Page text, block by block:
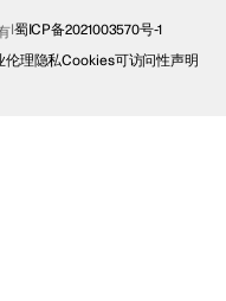
蜀ICP备2021003570号-1
伦理隐私Cookies可访问性声明